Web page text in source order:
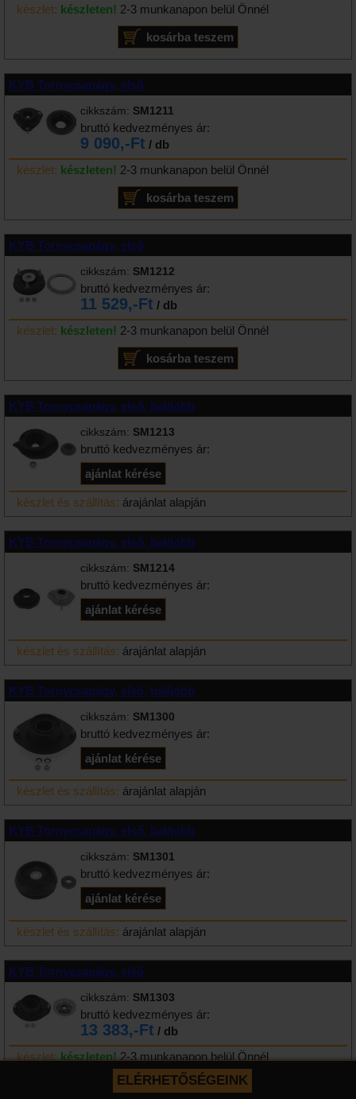
készlet: készleten! 2-3 munkanapon belül Önnél
KYB Tornycsapágy, első
cikkszám: SM1211
bruttó kedvezményes ár:
9 090,-Ft / db
készlet: készleten! 2-3 munkanapon belül Önnél
KYB Tornycsapágy, első
cikkszám: SM1212
bruttó kedvezményes ár:
11 529,-Ft / db
készlet: készleten! 2-3 munkanapon belül Önnél
KYB Tornycsapágy, első, bal/jobb
cikkszám: SM1213
bruttó kedvezményes ár:
készlet és szállítás: árajánlat alapján
KYB Tornycsapágy, első, bal/jobb
cikkszám: SM1214
bruttó kedvezményes ár:
készlet és szállítás: árajánlat alapján
KYB Tornycsapágy, első, bal/jobb
cikkszám: SM1300
bruttó kedvezményes ár:
készlet és szállítás: árajánlat alapján
KYB Tornycsapágy, első, bal/jobb
cikkszám: SM1301
bruttó kedvezményes ár:
készlet és szállítás: árajánlat alapján
KYB Tornycsapágy, első
cikkszám: SM1303
bruttó kedvezményes ár:
13 383,-Ft / db
készlet: készleten! 2-3 munkanapon belül Önnél
ELÉRHETŐSÉGEINK